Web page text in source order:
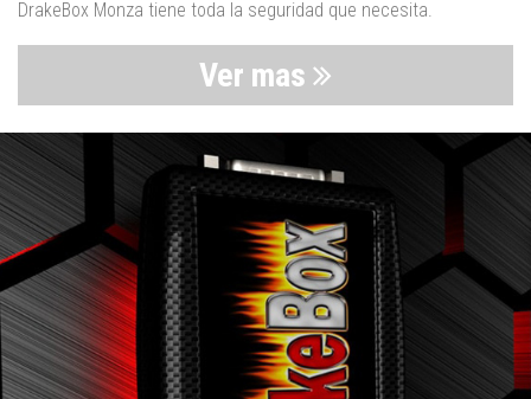
DrakeBox Monza tiene toda la seguridad que necesita.
Ver mas